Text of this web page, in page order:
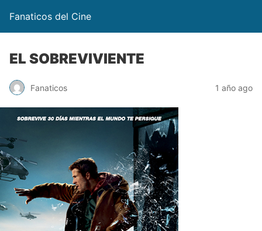
Fanaticos del Cine
EL SOBREVIVIENTE
Fanaticos 1 año ago